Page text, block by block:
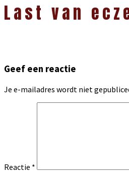
Interacties
Last van
Geef een reactie
Je e-mailadres wordt niet
Reactie *